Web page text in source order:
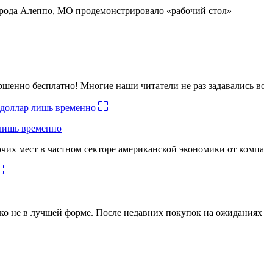
Алеппо, МО продемонстрировало «рабочий стол»
бесплатно! Многие наши читатели не раз задавались
временно
мест в частном секторе американской экономики от
не в лучшей форме. После недавних покупок на